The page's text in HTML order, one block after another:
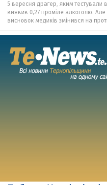
5 вересня драгер, яким тестували
виявив 0,27 проміле алкоголю. Але
висновок медиків змінився на